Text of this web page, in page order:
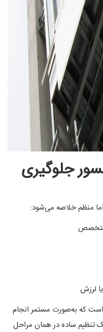
جلوگیری
منظم خلاصه می‌شود:
متخصص
لرزش
است که به‌صورت مستمر انجام
تنظیم ساده در همان مراحل